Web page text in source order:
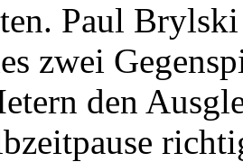
Paul
zwei
den